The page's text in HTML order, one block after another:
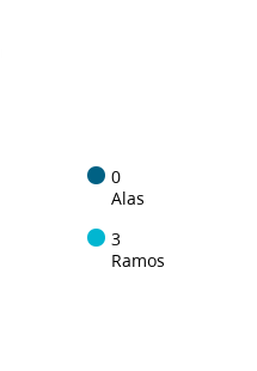
0
Alas
3
Ramos